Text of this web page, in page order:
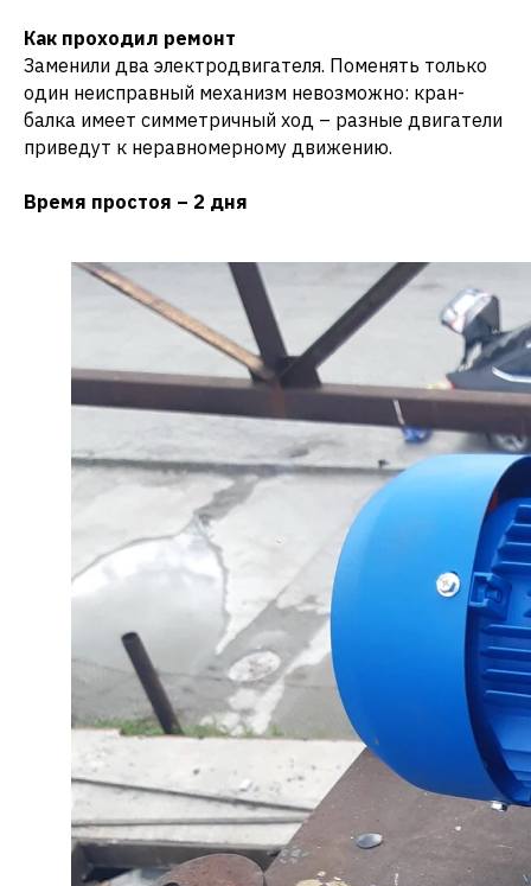
Как проходил ремонт
Заменили два электродвигателя. Поменять только
один неисправный механизм невозможно: кран-
балка имеет симметричный ход – разные двигатели
приведут к неравномерному движению.
Время простоя – 2 дня